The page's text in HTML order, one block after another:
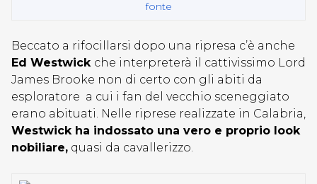
fonte
Beccato a rifocillarsi dopo una ripresa c’è anche
Ed Westwick che interpreterà il cattivissimo Lord
James Brooke non di certo con gli abiti da
esploratore a cui i fan del vecchio sceneggiato
erano abituati. Nelle riprese realizzate in Calabria,
Westwick ha indossato una vero e proprio look
nobiliare, quasi da cavallerizzo.